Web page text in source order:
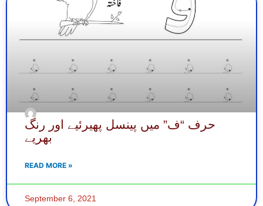
حرف “ف” میں پینسل پھیرئیے اور رنگ
بھریے
READ MORE »
September 6, 2021